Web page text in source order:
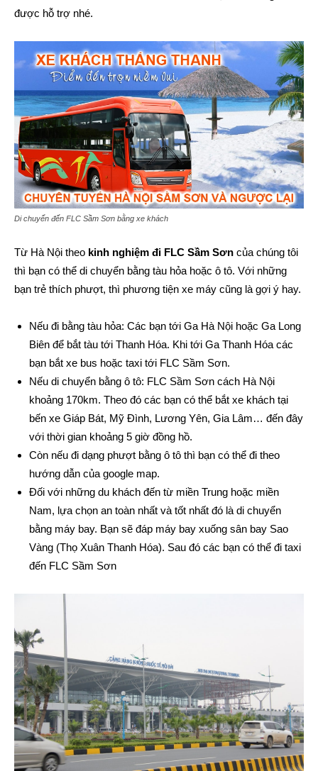
được hỗ trợ nhé.
Di chuyển đến FLC Sầm Sơn bằng xe khách
Từ Hà Nội theo kinh nghiệm đi FLC Sầm Sơn của chúng tôi
thì bạn có thể di chuyển bằng tàu hỏa hoặc ô tô. Với những
bạn trẻ thích phượt, thì phương tiện xe máy cũng là gợi ý hay.
Nếu đi bằng tàu hỏa: Các bạn tới Ga Hà Nội hoặc Ga Long
Biên để bắt tàu tới Thanh Hóa. Khi tới Ga Thanh Hóa các
bạn bắt xe bus hoặc taxi tới FLC Sầm Sơn.
Nếu di chuyển bằng ô tô: FLC Sầm Sơn cách Hà Nội
khoảng 170km. Theo đó các bạn có thể bắt xe khách tại
bến xe Giáp Bát, Mỹ Đình, Lương Yên, Gia Lâm… đến đây
với thời gian khoảng 5 giờ đồng hồ.
Còn nếu đi dạng phượt bằng ô tô thì bạn có thể đi theo
hướng dẫn của google map.
Đối với những du khách đến từ miền Trung hoặc miền
Nam, lựa chọn an toàn nhất và tốt nhất đó là di chuyển
bằng máy bay. Bạn sẽ đáp máy bay xuống sân bay Sao
Vàng (Thọ Xuân Thanh Hóa). Sau đó các bạn có thể đi taxi
đến FLC Sầm Sơn